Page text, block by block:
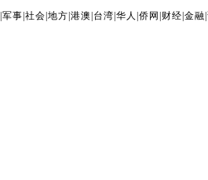
|军事 |社会 |地方 |港澳 台湾 |华人 |侨网 财经 |金融 |